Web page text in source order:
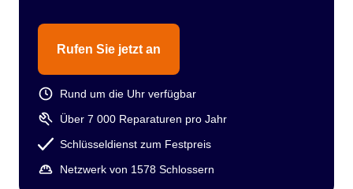
Rufen Sie jetzt an
Rund um die Uhr verfügbar
Über 7 000 Reparaturen pro Jahr
Schlüsseldienst zum Festpreis
Netzwerk von 1578 Schlossern